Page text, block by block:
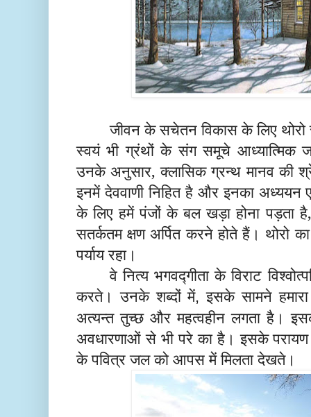
जीवन के सचेतन विकास के लिए थोरो
स्वयं भी ग्रंथों के संग समूचे आध्यात्मिक
उनके अनुसार, क्लासिक ग्रन्थ मानव की
इनमें देववाणी निहित है और इनका
के लिए हमें पंजों के बल खड़ा होना
सतर्कतम क्षण अर्पित करने होते हैं। थोरो
पर्याय रहा।
वे नित्य भगवद्गीता के विराट
करते। उनके शब्दों में,इसके सामने
अत्यन्त तुच्छ और महत्वहीन लगता है।
अवधारणाओं से भी परे का है। इसके
के पवित्र जल को आपस में मिलता देखते।